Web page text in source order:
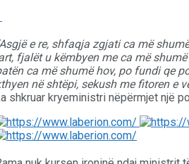
e re, shfaqja zgjati ca më
fjalët u këmbyen me ca më
ca më shumë hov, po fundi qe
në shtëpi, sekush me fitoren e
shkruar kryeministri nëpërmjet një